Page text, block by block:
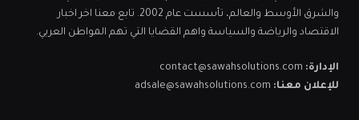
والشرق الأوسط والعالم، تأسست عام 2002. تابع معنا اخر اخبار
الاقتصاد والرياضة والسياسة واهم القضايا التي تهم المواطن العربي.
الإدارة: contact@sawahsolutions.com
للإعلان معنا: adsale@sawahsolutions.com